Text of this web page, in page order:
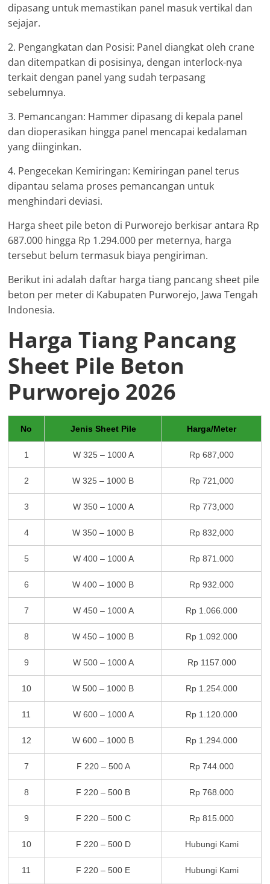
dipasang untuk memastikan panel masuk vertikal dan
sejajar.
2. Pengangkatan dan Posisi: Panel diangkat oleh crane
dan ditempatkan di posisinya, dengan interlock-nya
terkait dengan panel yang sudah terpasang
sebelumnya.
3. Pemancangan: Hammer dipasang di kepala panel
dan dioperasikan hingga panel mencapai kedalaman
yang diinginkan.
4. Pengecekan Kemiringan: Kemiringan panel terus
dipantau selama proses pemancangan untuk
menghindari deviasi.
Harga sheet pile beton di Purworejo berkisar antara Rp
687.000 hingga Rp 1.294.000 per meternya, harga
tersebut belum termasuk biaya pengiriman.
Berikut ini adalah daftar harga tiang pancang sheet pile
beton per meter di Kabupaten Purworejo, Jawa Tengah
Indonesia.
Harga Tiang Pancang
Sheet Pile Beton
Purworejo 2026
No Jenis Sheet Pile Harga/Meter
1 W 325 – 1000 A Rp 687,000
2 W 325 – 1000 B Rp 721,000
3 W 350 – 1000 A Rp 773,000
4 W 350 – 1000 B Rp 832,000
5 W 400 – 1000 A Rp 871.000
6 W 400 – 1000 B Rp 932.000
7 W 450 – 1000 A Rp 1.066.000
8 W 450 – 1000 B Rp 1.092.000
9 W 500 – 1000 A Rp 1157.000
10 W 500 – 1000 B Rp 1.254.000
11 W 600 – 1000 A Rp 1.120.000
12 W 600 – 1000 B Rp 1.294.000
7 F 220 – 500 A Rp 744.000
8 F 220 – 500 B Rp 768.000
9 F 220 – 500 C Rp 815.000
10 F 220 – 500 D Hubungi Kami
11 F 220 – 500 E Hubungi Kami